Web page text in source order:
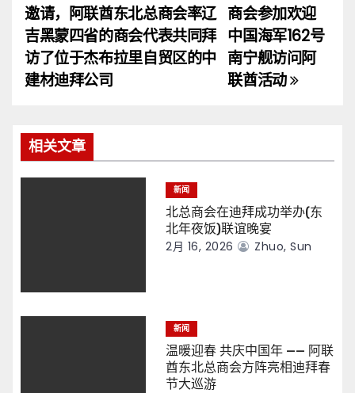
章
导
商会参加欢迎
中国海军162号
南宁舰访问阿
联酋活动
邀请，阿联酋东北总商会率辽
吉黑蒙四省的商会代表共同拜
访了位于杰布拉里自贸区的中
建材迪拜公司
相关文章
新闻
北总商会在迪拜成功举办(东
北年夜饭)联谊晚宴
2月 16, 2026 Zhuo, Sun
新闻
温暖迎春 共庆中国年 —— 阿联
酋东北总商会方阵亮相迪拜春
节大巡游